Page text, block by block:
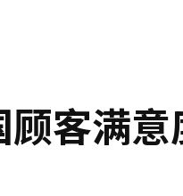
客满意